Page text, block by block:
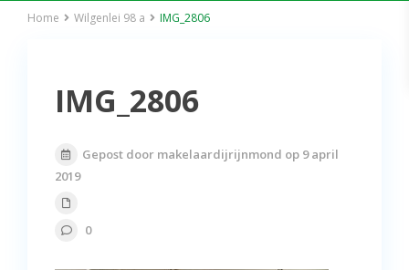
Home Wilgenlei 98 a IMG_2806
IMG_2806
Gepost door makelaardijrijnmond op 9 april
2019
0